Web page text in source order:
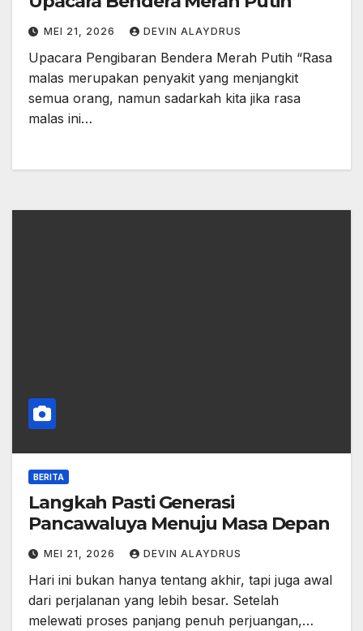
MEI 21, 2026 DEVIN ALAYDRUS
Upacara Pengibaran Bendera Merah Putih “Rasa
malas merupakan penyakit yang menjangkit
semua orang, namun sadarkah kita jika rasa
malas ini…
BERITA
Langkah Pasti Generasi
Pancawaluya Menuju Masa Depan
MEI 21, 2026 DEVIN ALAYDRUS
Hari ini bukan hanya tentang akhir, tapi juga awal
dari perjalanan yang lebih besar. Setelah
melewati proses panjang penuh perjuangan,…